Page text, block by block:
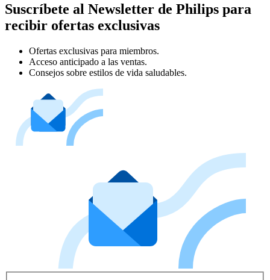
Suscríbete al Newsletter de Philips para
recibir ofertas exclusivas
Ofertas exclusivas para miembros.
Acceso anticipado a las ventas.
Consejos sobre estilos de vida saludables.